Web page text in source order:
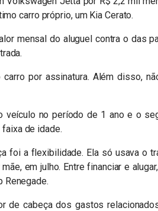
carro próprio, um Kia Cerato.
mensal do aluguel contra o das
por assinatura. Além disso,
veículo no período de 1 ano e o
de idade.
foi a flexibilidade. Ela só usava o
em julho. Entre financiar e
Renegade.
de cabeça dos gastos